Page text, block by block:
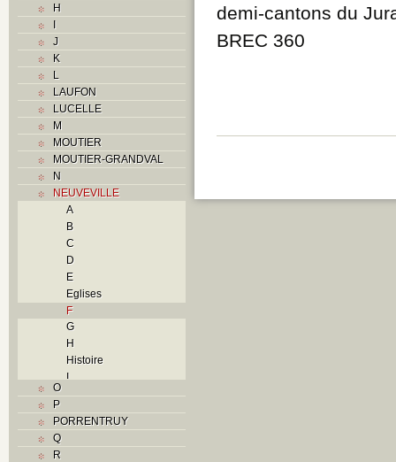
H
I
J
K
L
LAUFON
LUCELLE
M
MOUTIER
MOUTIER-GRANDVAL
N
NEUVEVILLE
A
B
C
D
E
Eglises
F
G
H
Histoire
I
M
O
P
PORRENTRUY
Q
R
demi-cantons du
BREC 360